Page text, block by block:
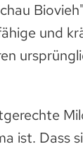
und
ist. Dass